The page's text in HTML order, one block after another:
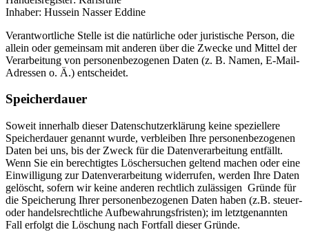
Inhaber: Hussein Nasser Eddine
Verantwortliche Stelle ist die natürliche oder juristische Person, die
allein oder gemeinsam mit anderen über die Zwecke und Mittel der
Verarbeitung von personenbezogenen Daten (z. B. Namen, E-Mail-
Adressen o. Ä.) entscheidet.
Speicherdauer
Soweit innerhalb dieser Datenschutzerklärung keine speziellere
Speicherdauer genannt wurde, verbleiben Ihre personenbezogenen
Daten bei uns, bis der Zweck für die Datenverarbeitung entfällt.
Wenn Sie ein berechtigtes Löschersuchen geltend machen oder eine
Einwilligung zur Datenverarbeitung widerrufen, werden Ihre Daten
gelöscht, sofern wir keine anderen rechtlich zulässigen Gründe für
die Speicherung Ihrer personenbezogenen Daten haben (z.B. steuer-
oder handelsrechtliche Aufbewahrungsfristen); im letztgenannten
Fall erfolgt die Löschung nach Fortfall dieser Gründe.